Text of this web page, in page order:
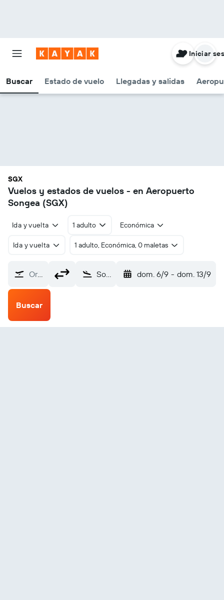
Buscar Estado de vuelo Llegadas y salidas
Iniciar
SGX
Vuelos y estados de vuelos - en Aeropuerto
Songea (SGX)
Ida y vuelta 1 adulto Económica
Ida y vuelta 1 adulto, Económica, 0 maletas
Origen Songea (SGX) dom. 6/9 - dom. 13/9
Buscar